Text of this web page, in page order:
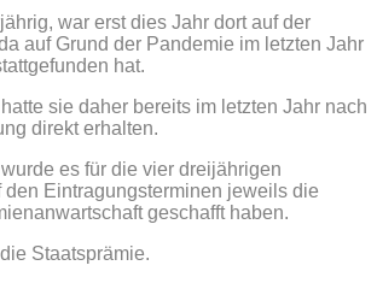
war erst dies Jahr dort auf der
auf Grund der Pandemie im letzten Jahr
hat.
sie daher bereits im letzten Jahr nach
direkt erhalten.
es für die vier dreijährigen
den Eintragungsterminen jeweils die
geschafft haben.
Staatsprämie.